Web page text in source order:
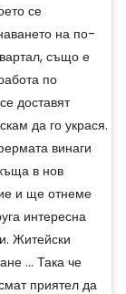
се
на по-
също е
по
доставят
да го украся.
винаги
в нов
и ще отнеме
интересна
Житейски
... Така че
приятел да